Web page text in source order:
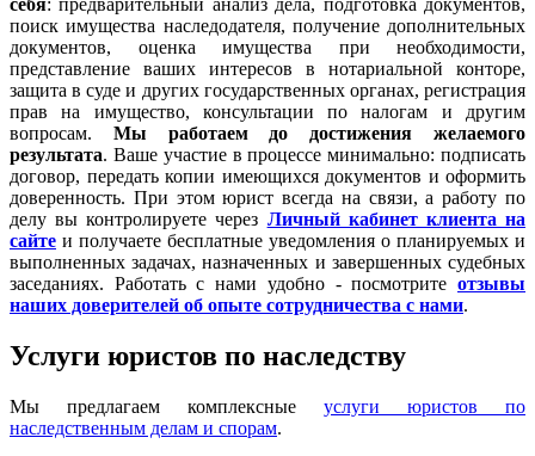
себя: предварительный анализ дела, подготовка документов,
поиск имущества наследодателя, получение дополнительных
документов, оценка имущества при необходимости,
представление ваших интересов в нотариальной конторе,
защита в суде и других государственных органах, регистрация
прав на имущество, консультации по налогам и другим
вопросам. Мы работаем
до достижения желаемого
результата. Ваше участие в процессе минимально: подписать
договор, передать копии имеющихся документов и оформить
доверенность. При этом юрист всегда на связи, а работу по
делу вы контролируете через Личный кабинет клиента на
сайте и получаете бесплатные уведомления о планируемых и
выполненных задачах, назначенных и завершенных судебных
заседаниях. Работать с нами удобно - посмотрите отзывы
наших доверителей об опыте сотрудничества с нами.
Услуги юристов по наследству
Мы предлагаем комплексные услуги юристов по
наследственным делам и спорам.